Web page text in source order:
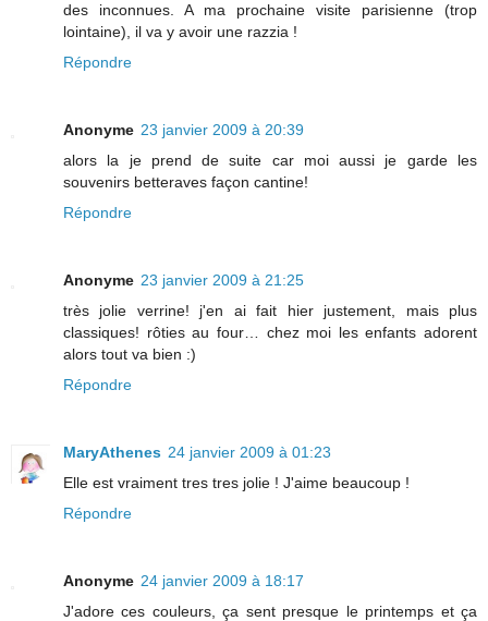
des inconnues. A ma prochaine visite parisienne (trop
lointaine), il va y avoir une razzia !
Répondre
Anonyme 23 janvier 2009 à 20:39
alors la je prend de suite car moi aussi je garde les
souvenirs betteraves façon cantine!
Répondre
Anonyme 23 janvier 2009 à 21:25
très jolie verrine! j'en ai fait hier justement, mais plus
classiques! rôties au four… chez moi les enfants adorent
alors tout va bien :)
Répondre
MaryAthenes 24 janvier 2009 à 01:23
Elle est vraiment tres tres jolie ! J'aime beaucoup !
Répondre
Anonyme 24 janvier 2009 à 18:17
J'adore ces couleurs, ça sent presque le printemps et ça